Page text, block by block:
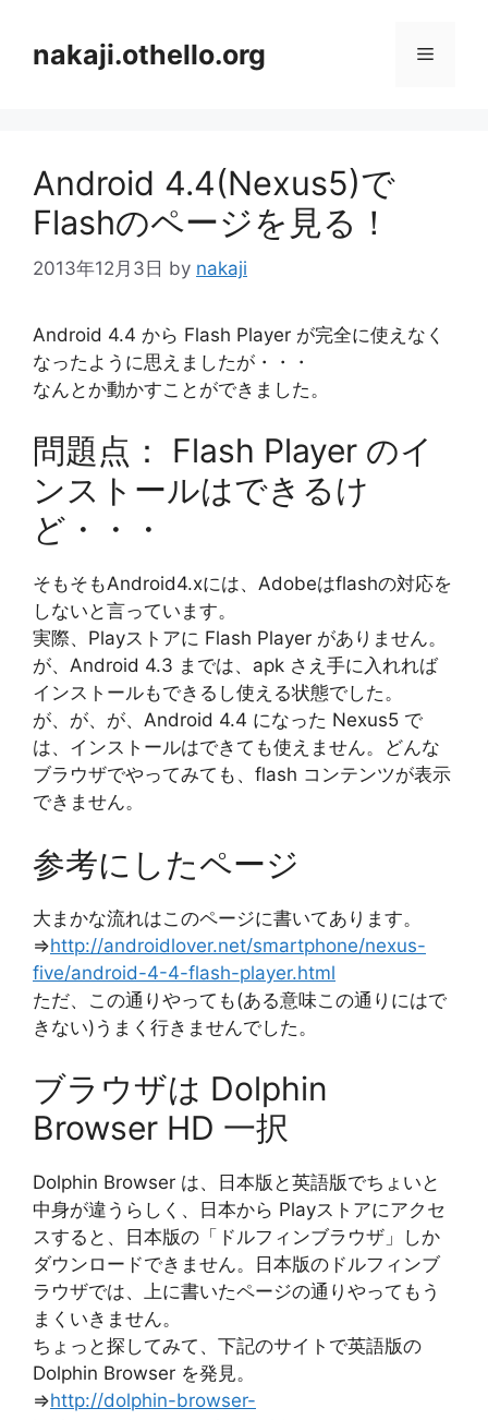
nakaji.othello.org メ
Android 4.4(Nexus5)で
Flashのページを見る！
2013年12月3日 by nakaji
Android 4.4 から Flash Player が完全に使えなく
なったように思えましたが・・・
なんとか動かすことができました。
問題点： Flash Player のイ
ンストールはできるけ
ど・・・
そもそもAndroid4.xには、Adobeはflashの対応を
しないと言っています。
実際、Playストアに Flash Player がありません。
が、Android 4.3 までは、apk さえ手に入れれば
インストールもできるし使える状態でした。
が、が、が、Android 4.4 になった Nexus5 で
は、インストールはできても使えません。どんな
ブラウザでやってみても、flash コンテンツが表示
できません。
参考にしたページ
大まかな流れはこのページに書いてあります。
⇒http://androidlover.net/smartphone/nexus-
five/android-4-4-flash-player.html
ただ、この通りやっても(ある意味この通りにはで
きない)うまく行きませんでした。
ブラウザは Dolphin
Browser HD 一択
Dolphin Browser は、日本版と英語版でちょいと
中身が違うらしく、日本から Playストアにアクセ
スすると、日本版の「ドルフィンブラウザ」しか
ダウンロードできません。日本版のドルフィンブ
ラウザでは、上に書いたページの通りやってもう
まくいきません。
ちょっと探してみて、下記のサイトで英語版の
Dolphin Browser を発見。
⇒http://dolphin-browser-